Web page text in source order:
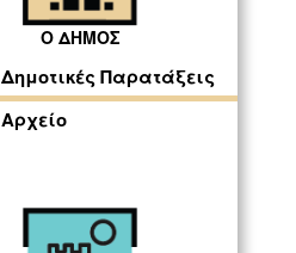
Ο ΔΗΜΟΣ
Δημοτικές Παρατάξεις
Αρχείο